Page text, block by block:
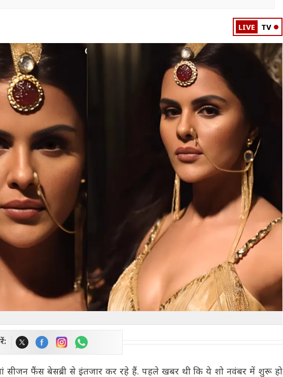
LIVE TV
सीजन फैंस बेसब्री से इंतजार कर रहे हैं. पहले खबर थी कि ये शो नवंबर में शुरू हो